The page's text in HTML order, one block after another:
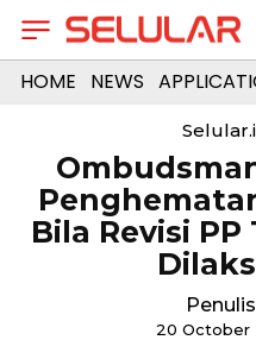
HOME NEWS
Bila Revisi
20 October